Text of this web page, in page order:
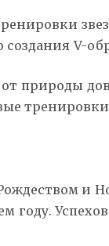
V-
природы
году.